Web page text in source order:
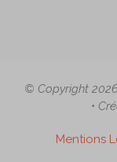
© Copyright
•
Mentions